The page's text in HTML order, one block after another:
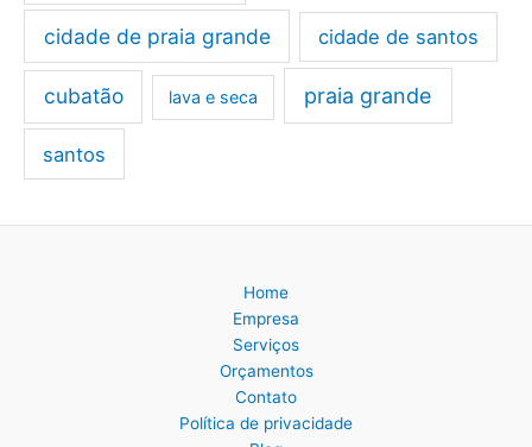
cidade de praia grande cidade de santos
cubatão lava e seca praia grande
santos
Home
Empresa
Serviços
Orçamentos
Contato
Política de privacidade